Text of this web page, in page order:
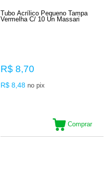
Tubo Acrílico Pequeno Tampa
Vermelha C/ 10 Un Massari
R$ 8,70
R$ 8,48 no pix
Comprar